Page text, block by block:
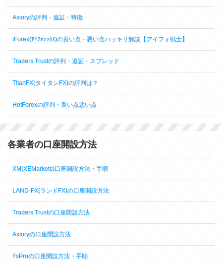
Axioryの評判・追証・特徴
iForex(ｱｲﾌｫﾚｯｸｽ)の良い点・悪い点ハッキリ解説【アイフォ戦士】
Traders Trustの評判・追証・スプレッド
TitanFX(タイタンFX)の評判は？
HotForexの評判・良い点悪い点
各業者の口座開設方法
XM(XEMarkets)口座開設方法・手順
LAND-FX(ランドFX)の口座開設方法
Traders Trustの口座開設方法
Axioryの口座開設方法
FxProの口座開設方法・手順